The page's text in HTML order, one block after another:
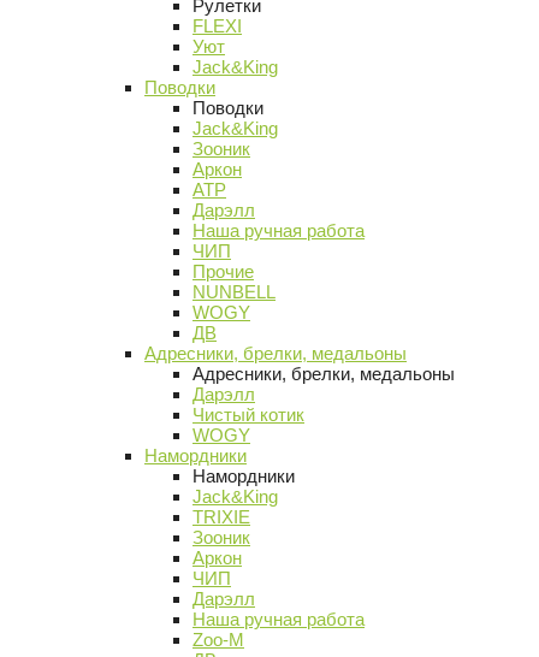
Рулетки
FLEXI
Уют
Jack&King
Поводки
Поводки
Jack&King
Зооник
Аркон
АТР
Дарэлл
Наша ручная работа
ЧИП
Прочие
NUNBELL
WOGY
ДВ
Адресники, брелки, медальоны
Адресники, брелки, медальоны
Дарэлл
Чистый котик
WOGY
Намордники
Намордники
Jack&King
TRIXIE
Зооник
Аркон
ЧИП
Дарэлл
Наша ручная работа
Zoo-M